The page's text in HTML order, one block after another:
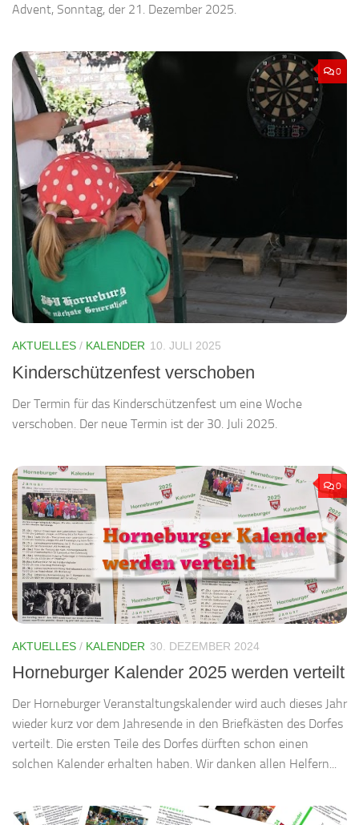
Advent, Sonntag, der 21. Dezember 2025.
0
AKTUELLES / KALENDER 10. JULI 2025
Kinderschützenfest verschoben
Der Termin für das Kinderschützenfest um eine Woche
verschoben. Der neue Termin ist der 30. Juli 2025.
0
AKTUELLES / KALENDER 30. DEZEMBER 2024
Horneburger Kalender 2025 werden verteilt
Der Horneburger Veranstaltungskalender wird auch dieses Jahr
wieder kurz vor dem Jahresende in den Briefkästen des Dorfes
verteilt. Die ersten Teile des Dorfes dürften schon einen
solchen Kalender erhalten haben. Wir danken allen Helfern...